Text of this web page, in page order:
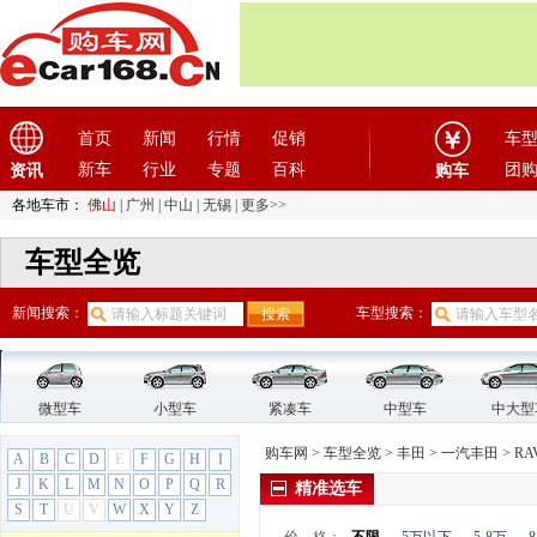
资讯
首页 新闻 行情
促销
新车
行业 专题 百科 购车
车型
团购
各地车市： 佛山 广州 中山 无锡 更多>>
车型全览
新闻搜索： 车型搜索：
微型车 小型车 紧凑车 中型车 中大
A B C D E F G H
I
J
K L M N O P Q
R
S
T U V W X Y Z
(1)
东风 (4)
东风风度(7)
东风风神(17)
东风风行(18)
东风纳米(3)
东风小康 (11)
东风奕派(1)
东南(12)
F
法拉利(10)
方程豹(1)
菲亚特
(9)
丰田 (60)
一汽丰田(21)
购车网 > 车型全览 > 丰田 > 一汽丰田 >
精准选车